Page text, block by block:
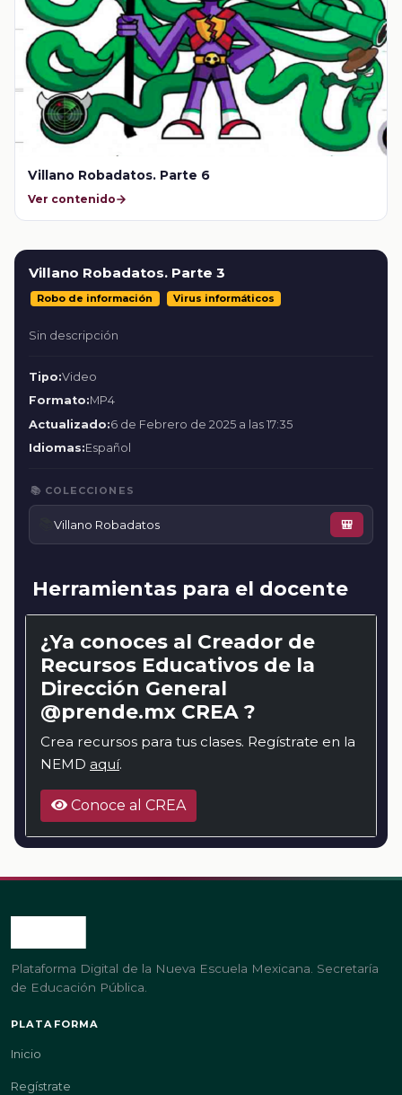
Villano Robadatos. Parte 6
Ver contenido
Villano Robadatos. Parte 3
Robo de información Virus informáticos
Sin descripción
Tipo:Video
Formato:MP4
Actualizado:6 de Febrero de 2025 a las 17:35
Idiomas:Español
📚 COLECCIONES
📚Villano Robadatos 🎒
Herramientas para el docente
¿Ya conoces al Creador de
Recursos Educativos de la
Dirección General
@prende.mx CREA ?
Crea recursos para tus clases. Regístrate en la
NEMD aquí.
Conoce al CREA
Plataforma Digital de la Nueva Escuela Mexicana. Secretaría
de Educación Pública.
PLATAFORMA
Inicio
Regístrate